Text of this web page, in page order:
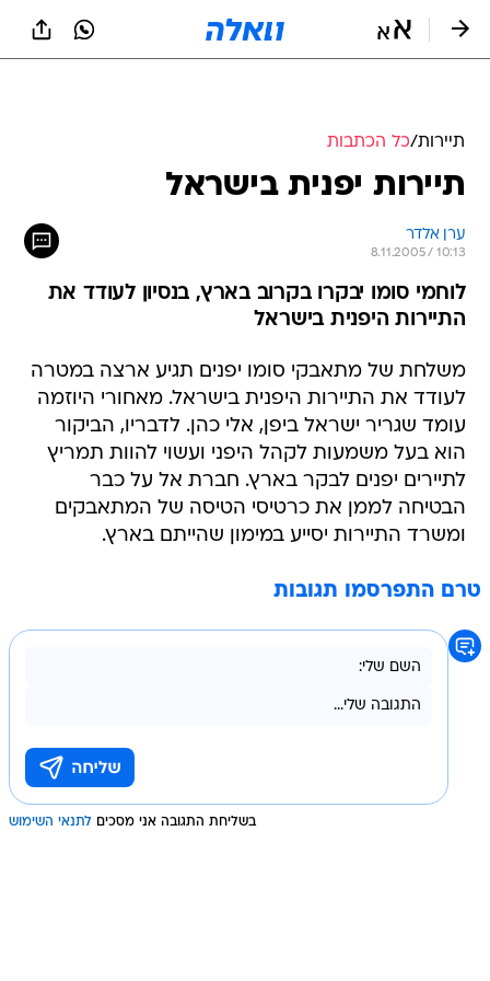
תיירות/כל הכתבות
תיירות יפנית בישראל
ערן אלדר
8.11.2005 / 10:13
לוחמי סומו יבקרו בקרוב בארץ, בנסיון לעודד את
התיירות היפנית בישראל
משלחת של מתאבקי סומו יפנים תגיע ארצה במטרה
לעודד את התיירות היפנית בישראל. מאחורי היוזמה
עומד שגריר ישראל ביפן, אלי כהן. לדבריו, הביקור
הוא בעל משמעות לקהל היפני ועשוי להוות תמריץ
לתיירים יפנים לבקר בארץ. חברת אל על כבר
הבטיחה לממן את כרטיסי הטיסה של המתאבקים
ומשרד התיירות יסייע במימון שהייתם בארץ.
טרם התפרסמו תגובות
בשליחת התגובה אני מסכים לתנאי השימוש